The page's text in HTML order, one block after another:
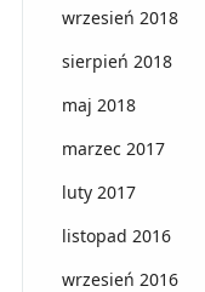
wrzesień 2018
sierpień 2018
maj 2018
marzec 2017
luty 2017
listopad 2016
wrzesień 2016